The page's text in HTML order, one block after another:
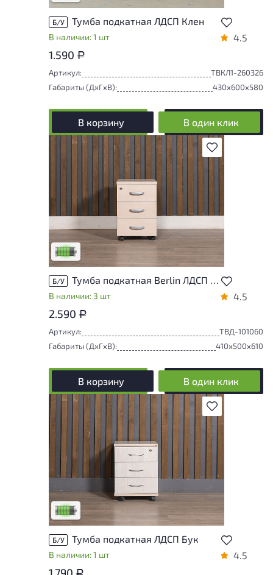
Б/У Тумба подкатная ЛДСП Клен
В наличии: 1 шт 4.5
1.590 Р
Артикул:
ТВКЛ1-260326
Габариты (ДxГxВ):
430x600x580
В корзину В один клик
В избранное
У товара присутствуют незначительные
удобство его использования
Низкая степень износа
Б/У
В наличии: 3 шт 4.5
2.590 Р
Артикул:
ТВД-101060
Габариты (ДxГxВ):
410x500x610
В корзину В один клик
В избранное
У товара присутствуют незначительные
следы эксплуатации, не влияющие на
удобство его использования
Низкая степень износа
Б/У Тумба подкатная ЛДСП Бук
В наличии: 1 шт 4.5
Р